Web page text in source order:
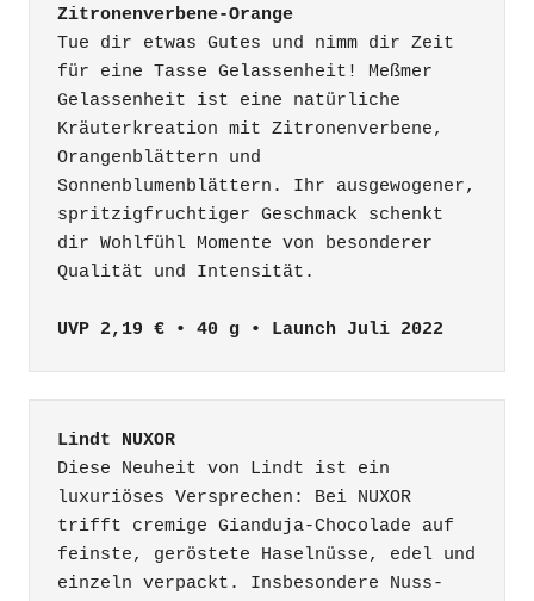
Zitronenverbene-Orange
Tue dir etwas Gutes und nimm dir Zeit
für eine Tasse Gelassenheit! Meßmer
Gelassenheit ist eine natürliche
Kräuterkreation mit Zitronenverbene,
Orangenblättern und
Sonnenblumenblättern. Ihr ausgewogener,
spritzigfruchtiger Geschmack schenkt
dir Wohlfühl Momente von besonderer
Qualität und Intensität.
UVP 2,19 € • 40 g • Launch Juli 2022
Lindt NUXOR
Diese Neuheit von Lindt ist ein
luxuriöses Versprechen: Bei NUXOR
trifft cremige Gianduja-Chocolade auf
feinste, geröstete Haselnüsse, edel und
einzeln verpackt. Insbesondere Nuss-